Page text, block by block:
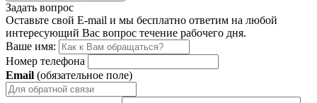
Задать вопрос
Оставьте свой E-mail и мы бесплатно ответим на любой
интересующий Вас вопрос течение рабочего дня.
Ваше имя:
Номер телефона
Email (обязательное поле)